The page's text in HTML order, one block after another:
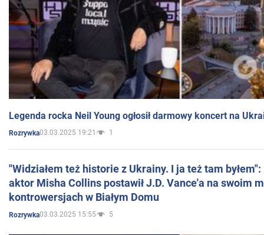
Legenda rocka Neil Young ogłosił darmowy koncert na
Rozrywka03.03.2025 19:21 1
"Widziałem też historie z Ukrainy. I ja też tam
aktor Misha Collins postawił J.D. Vance'a na swoim
kontrowersjach w Białym Domu
Rozrywka03.03.2025 15:55 5